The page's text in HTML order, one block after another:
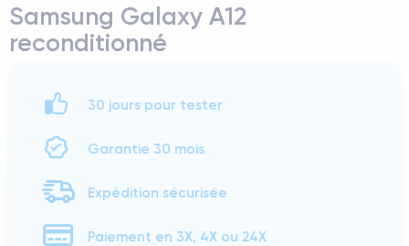
Samsung Galaxy A12
reconditionné
30 jours pour tester
Garantie 30 mois
Expédition sécurisée
Paiement en 3X, 4X ou 24X